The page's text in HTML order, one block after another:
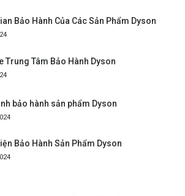
Bảo Hành Của Các Sản Phẩm Dyson
Trung Tâm Bảo Hành Dyson
bảo hành sản phẩm Dyson
Bảo Hành Sản Phẩm Dyson